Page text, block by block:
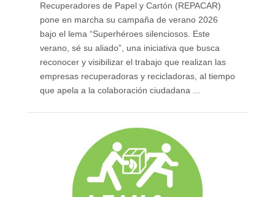
Recuperadores de Papel y Cartón (REPACAR)
pone en marcha su campaña de verano 2026
bajo el lema “Superhéroes silenciosos. Este
verano, sé su aliado”, una iniciativa que busca
reconocer y visibilizar el trabajo que realizan las
empresas recuperadoras y recicladoras, al tiempo
que apela a la colaboración ciudadana ...